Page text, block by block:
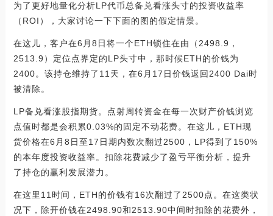
为了更好地量化分析LP代币总备兑看涨头寸的投资收益率
（ROI），大家讨论一下下面的图的假定情景。
在这儿，客户在6月8日将一个ETH锁住在由（2498.9，
2513.9）定位点界定的LP头寸中，那时候ETH的价钱为
2400。该持仓维持了11天，在6月17日价钱返回2400 Dai时
被清除。
LP备兑看涨股指期货。点射周转资金在每一次财产价钱浏览
点值时都是会积累0.03%的固定不动花费。在这儿，ETH现
货价格在6月8日至17日期内数次翻过2500，LP得到了150%
的本年度投资收益率。扣除花费减少了盈亏平衡分析，提升
了持仓的赢利发展潜力。
在这里11时间，ETH的价钱有16次翻过了2500点。在这类状
况下，除开价钱在2498.90和2513.90中间时扣除的花费外，